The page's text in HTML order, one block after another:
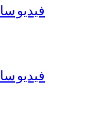
فيديو ساشا
فيديو ساشا